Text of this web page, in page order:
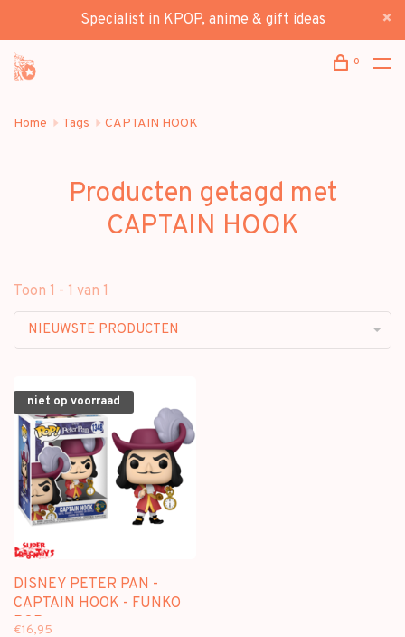
Specialist in KPOP, anime & gift ideas
0
Home Tags CAPTAIN HOOK
Producten getagd met
CAPTAIN HOOK
Toon 1 - 1 van 1
NIEUWSTE PRODUCTEN
niet op voorraad
DISNEY PETER PAN -
CAPTAIN HOOK - FUNKO
POP
€16,95